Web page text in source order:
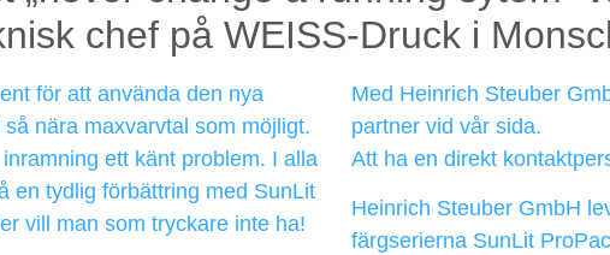
chef på WEISS-Druck i
för att använda den nya
nära maxvarvtal som möjligt.
ett känt problem. I alla
en tydlig förbättring med SunLit
vill man som tryckare inte ha!
Med Heinrich Steuber
partner vid vår sida.
Att ha en direkt
Heinrich Steuber GmbH
färgserierna SunLit